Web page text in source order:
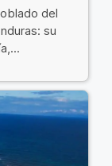
del
su